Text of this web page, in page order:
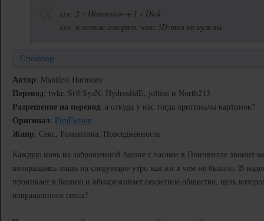
xxx: 2 x Dimension + 1 x Dick
xxx: а потом говорят, что 3D-тян не нужны
Спойлер
Автор: Manifest Harmony
Перевод: twkr, St@SyaN, HydroslidE, joltius и North213
Разрешение на перевод: а откуда у нас тогда оригиналы картинок?
Оригинал: FimFiction
Жанр: Секс, Романтика, Повседневность
Каждую ночь на заброшенной башне с часами в Понивилле звонит
возвращаясь лишь на следующее утро как ни в чем не бывало. В
проникает в башню и обнаруживает секретное общество, цель
извращенного секса?